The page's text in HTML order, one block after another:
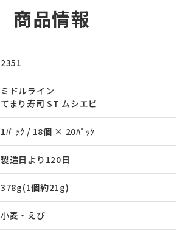
商品情報
2351
ミドルライン
てまり寿司 ST ムシエビ
1ﾊﾟｯｸ / 18個 × 20ﾊﾟｯｸ
製造日より120日
378g(1個約21g)
小麦・えび